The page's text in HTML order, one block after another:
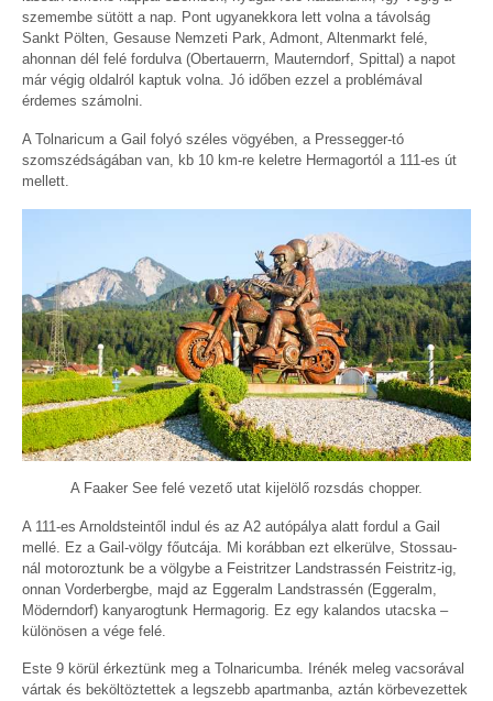
szemembe sütött a nap. Pont ugyanekkora lett volna a távolság
Sankt Pölten, Gesause Nemzeti Park, Admont, Altenmarkt felé,
ahonnan dél felé fordulva (Obertauerrn, Mauterndorf, Spittal) a napot
már végig oldalról kaptuk volna. Jó időben ezzel a problémával
érdemes számolni.
A Tolnaricum a Gail folyó széles vögyében, a Pressegger-tó
szomszédságában van, kb 10 km-re keletre Hermagortól a 111-es út
mellett.
A Faaker See felé vezető utat kijelölő rozsdás chopper.
A 111-es Arnoldsteintől indul és az A2 autópálya alatt fordul a Gail
mellé. Ez a Gail-völgy főutcája. Mi korábban ezt elkerülve, Stossau-
nál motoroztunk be a völgybe a Feistritzer Landstrassén Feistritz-ig,
onnan Vorderbergbe, majd az Eggeralm Landstrassén (Eggeralm,
Möderndorf) kanyarogtunk Hermagorig. Ez egy kalandos utacska –
különösen a vége felé.
Este 9 körül érkeztünk meg a Tolnaricumba. Irénék meleg vacsorával
vártak és beköltöztettek a legszebb apartmanba, aztán körbevezettek